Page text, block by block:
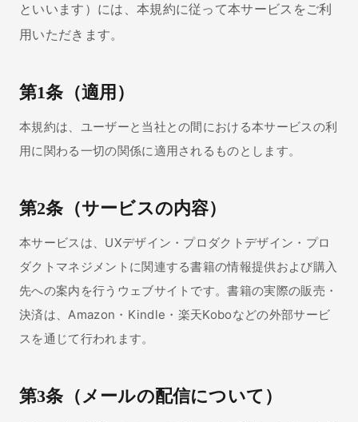
といいます）には、本規約に従って本サービスをご利
用いただきます。
第1条（適用）
本規約は、ユーザーと当社との間における本サービスの利
用に関わる一切の関係に適用されるものとします。
第2条（サービスの内容）
本サービスは、UXデザイン・プロダクトデザイン・プロ
ダクトマネジメントに関連する書籍の情報提供および購入
先への案内を行うウェブサイトです。書籍の実際の販売・
決済は、Amazon・Kindle・楽天Koboなどの外部サービ
スを通じて行われます。
第3条（メールの配信について）